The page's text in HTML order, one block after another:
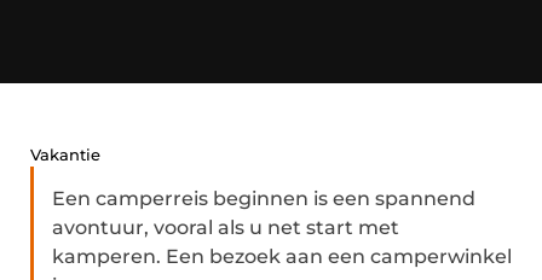
Vakantie
Een camperreis beginnen is een spannend
avontuur, vooral als u net start met
kamperen. Een bezoek aan een camperwinkel